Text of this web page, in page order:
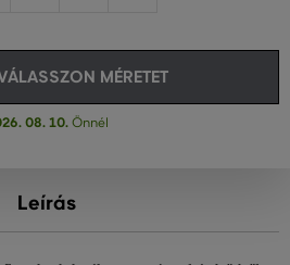
MÉRETET
08. 10.Önnél
Leírás